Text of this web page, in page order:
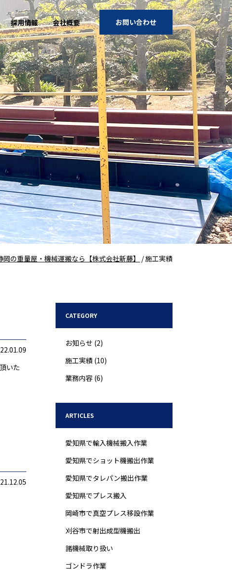
採用情報 会社概要 お問い合わせ
の重量屋・機械運搬なら【株式会社新藤】 /施工実績
いた
CATEGORY
お知らせ (2)
施工実績 (10)
業務内容 (6)
ARTICLES
愛知県で輸入機械搬入作業
愛知県でショット機搬出作業
愛知県でタレパン搬出作業
愛知県でプレス搬入
岡崎市で真空プレス移設作業
刈谷市で射出成型機搬出
諸機械取り扱い
ゴンドラ作業